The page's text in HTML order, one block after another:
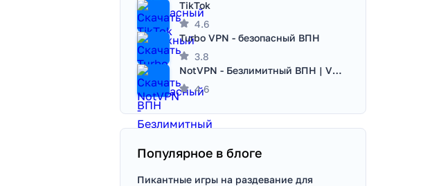
TikTok
4.6
Turbo VPN - безопасный ВПН
3.8
NotVPN - Безлимитный ВПН | VPN
4.6
Популярное в блоге
Пикантные игры на раздевание для